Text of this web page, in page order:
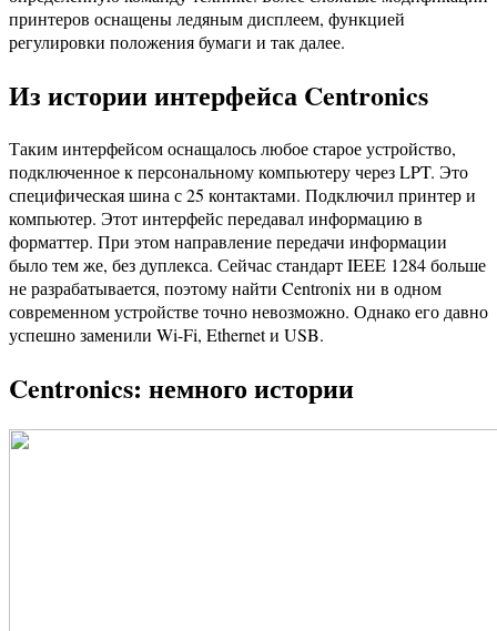
принтеров оснащены ледяным дисплеем, функцией
регулировки положения бумаги и так далее.
Из истории интерфейса Centronics
Таким интерфейсом оснащалось любое старое устройство,
подключенное к персональному компьютеру через LPT. Это
специфическая шина с 25 контактами. Подключил принтер и
компьютер. Этот интерфейс передавал информацию в
форматтер. При этом направление передачи информации
было тем же, без дуплекса. Сейчас стандарт IEEE 1284 больше
не разрабатывается, поэтому найти Centronix ни в одном
современном устройстве точно невозможно. Однако его давно
успешно заменили Wi-Fi, Ethernet и USB.
Centronics: немного истории